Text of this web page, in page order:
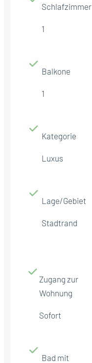
Schlafzimmer
1
Balkone
1
Kategorie
Luxus
Lage/Gebiet
Stadtrand
Zugang zur
Wohnung
Sofort
Bad mit